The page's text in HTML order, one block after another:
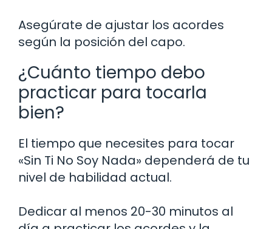
Asegúrate de ajustar los acordes
según la posición del capo.
¿Cuánto tiempo debo
practicar para tocarla
bien?
El tiempo que necesites para tocar
«Sin Ti No Soy Nada» dependerá de tu
nivel de habilidad actual.
Dedicar al menos 20-30 minutos al